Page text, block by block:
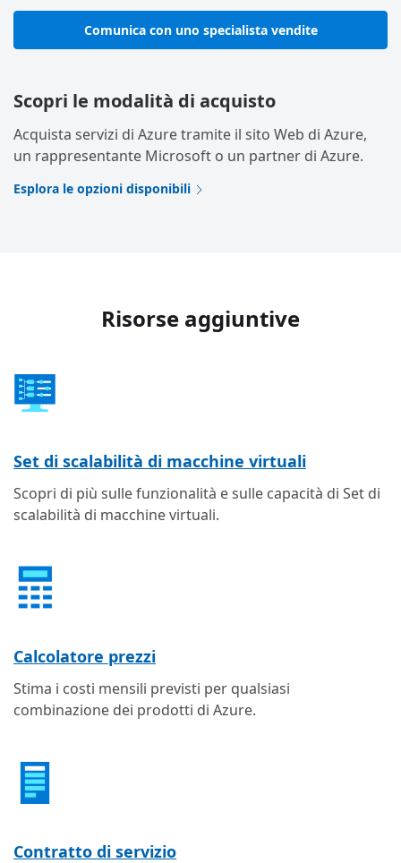
Comunica con uno specialista vendite
Scopri le modalità di acquisto
Acquista servizi di Azure tramite il sito Web di Azure,
un rappresentante Microsoft o un partner di Azure.
Esplora le opzioni disponibili
Risorse aggiuntive
Set di scalabilità di macchine virtuali
Scopri di più sulle funzionalità e sulle capacità di Set di
scalabilità di macchine virtuali.
Calcolatore prezzi
Stima i costi mensili previsti per qualsiasi
combinazione dei prodotti di Azure.
Contratto di servizio